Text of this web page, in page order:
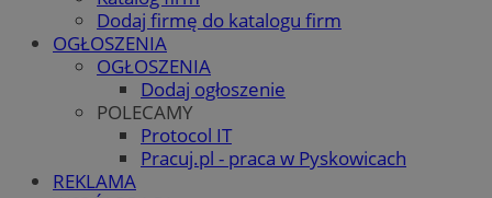
Dodaj firmę do katalogu firm
OGŁOSZENIA
OGŁOSZENIA
Dodaj ogłoszenie
POLECAMY
Protocol IT
Pracuj.pl - praca w Pyskowicach
REKLAMA